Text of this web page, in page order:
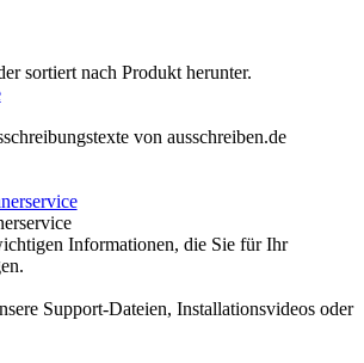
sortiert nach Produkt herunter.
von ausschreiben.de
Informationen, die Sie für Ihr
Support-Dateien, Installationsvideos oder